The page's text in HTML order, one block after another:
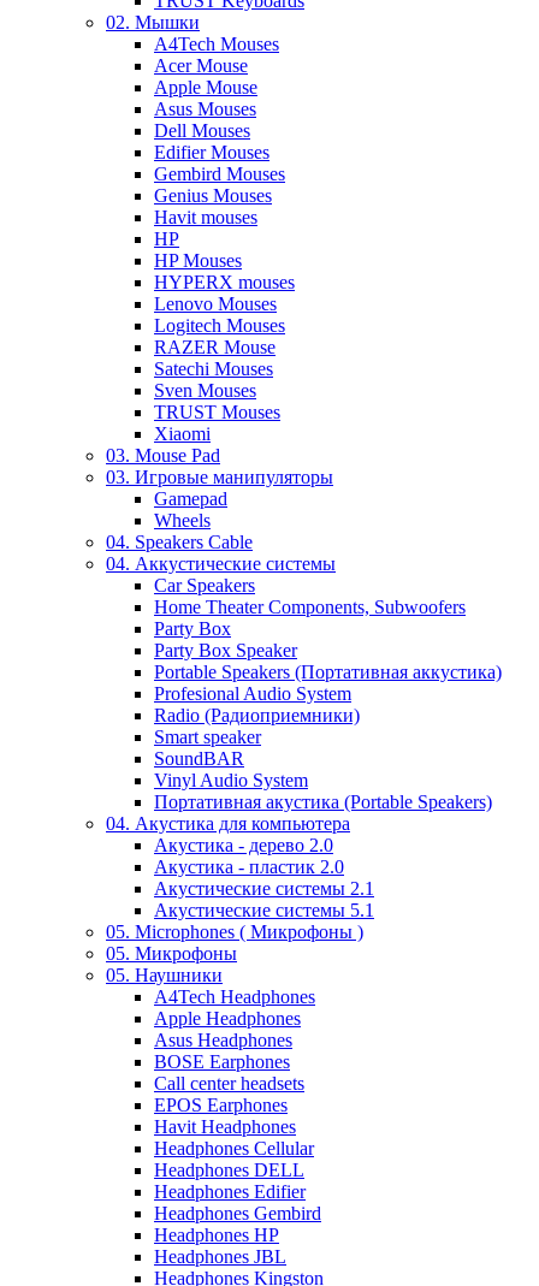
02. Мышки
A4Tech Mouses
Acer Mouse
Apple Mouse
Asus Mouses
Dell Mouses
Edifier Mouses
Gembird Mouses
Genius Mouses
Havit mouses
HP
HP Mouses
HYPERX mouses
Lenovo Mouses
Logitech Mouses
RAZER Mouse
Satechi Mouses
Sven Mouses
TRUST Mouses
Xiaomi
03. Mouse Pad
03. Игровые манипуляторы
Gamepad
Wheels
04. Speakers Cable
04. Аккустические системы
Car Speakers
Home Theater Components, Subwoofers
Party Box
Party Box Speaker
Portable Speakers (Портативная аккустика)
Profesional Audio System
Radio (Радиоприемники)
Smart speaker
SoundBAR
Vinyl Audio System
Портативная акустика (Portable Speakers)
04. Акустика для компьютера
Акустика - дерево 2.0
Акустика - пластик 2.0
Акустические системы 2.1
Акустические системы 5.1
05. Microphones ( Микрофоны )
05. Микрофоны
05. Наушники
A4Tech Headphones
Apple Headphones
Asus Headphones
BOSE Earphones
Call center headsets
EPOS Earphones
Havit Headphones
Headphones Cellular
Headphones DELL
Headphones Edifier
Headphones Gembird
Headphones HP
Headphones JBL
Headphones Kingston